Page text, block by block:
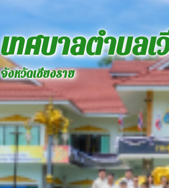
เทศบาลตำบลเ
จังหวัดเชียงราย